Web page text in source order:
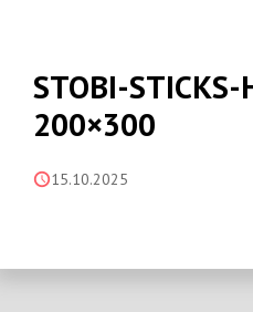
STOBI-STICKS-
200×300
15.10.2025